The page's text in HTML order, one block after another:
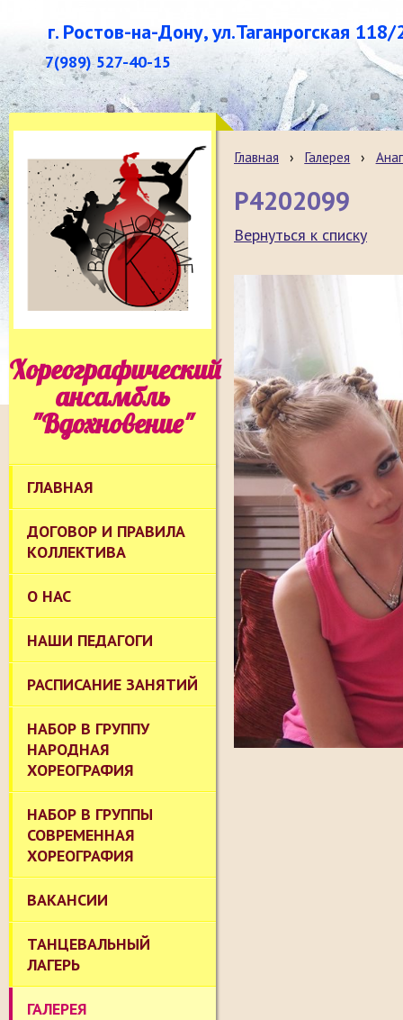
г. Ростов-на-Дону, ул.Таганрогская 118/
7(989) 527-40-15
Хореографический
ансамбль
"Вдохновение"
ГЛАВНАЯ
ДОГОВОР И ПРАВИЛА
КОЛЛЕКТИВА
О НАС
НАШИ ПЕДАГОГИ
РАСПИСАНИЕ ЗАНЯТИЙ
НАБОР В ГРУППУ
НАРОДНАЯ
ХОРЕОГРАФИЯ
НАБОР В ГРУППЫ
СОВРЕМЕННАЯ
ХОРЕОГРАФИЯ
ВАКАНСИИ
ТАНЦЕВАЛЬНЫЙ
ЛАГЕРЬ
ГАЛЕРЕЯ
Главная › Галерея ›
P4202099
Вернуться к списку